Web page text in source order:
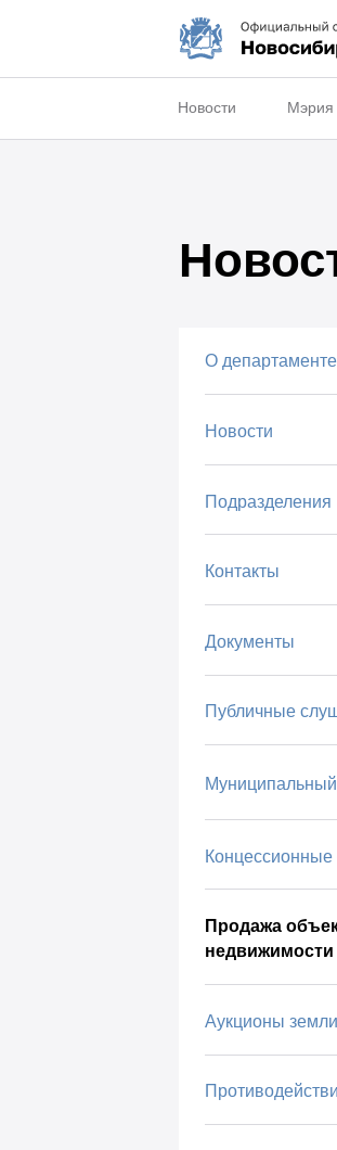
Новости Мэрия
О департаменте
Новости
Подразделения
Контакты
Документы
Публичные
Муниципальный
Продажа
недвижимости
Аукционы земли